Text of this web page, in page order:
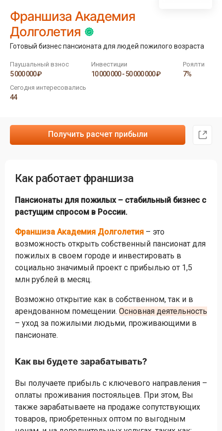
Франшиза Академия
Долголетия
Готовый бизнес пансионата для людей пожилого возраста
Паушальный взнос
5 000 000 ₽
Инвестиции
10 000 000 - 50 000 000 ₽
Роялти
7%
Сегодня интересовались
44
Получить расчет прибыли
Как работает франшиза
Пансионаты для пожилых – стабильный бизнес с
растущим спросом в России.
Франшиза Академия Долголетия – это
возможность открыть собственный пансионат для
пожилых в своем городе и инвестировать в
социально значимый проект с прибылью от 1,5
млн рублей в месяц.
Возможно открытие как в собственном, так и в
арендованном помещении. Основная деятельность
– уход за пожилыми людьми, проживающими в
пансионате.
Как вы будете зарабатывать?
Вы получаете прибыль с ключевого направления –
оплаты проживания постояльцев. При этом, Вы
также зарабатываете на продаже сопутствующих
товаров, приобретенных оптом по выгодным